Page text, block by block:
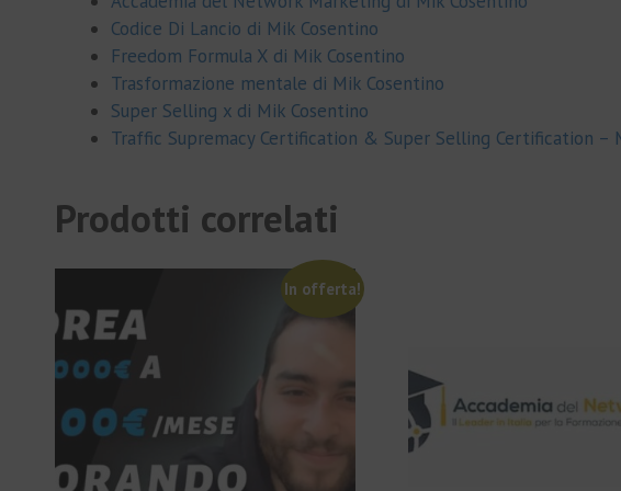
Codice Di Lancio di Mik Cosentino
Freedom Formula X di Mik Cosentino
Trasformazione mentale di Mik Cosentino
Super Selling x di Mik Cosentino
Traffic Supremacy Certification & Super Selling Certification –
Prodotti correlati
In offerta!